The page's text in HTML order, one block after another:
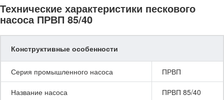
Технические характеристики пескового
насоса ПРВП 85/40
Конструктивные особенности
Серия промышленного насоса ПРВП
Название насоса ПРВП 85/40